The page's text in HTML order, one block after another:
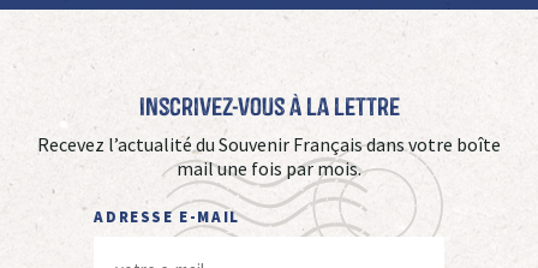
Inscrivez-vous à La Lettre
Recevez l’actualité du Souvenir Français dans votre boîte
mail une fois par mois.
ADRESSE E-MAIL